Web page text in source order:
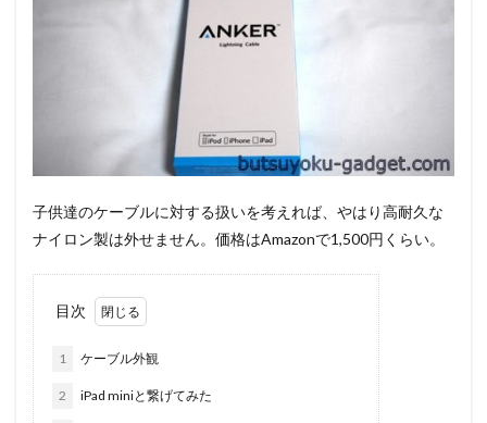
子供達のケーブルに対する扱いを考えれば、やはり高耐久な
ナイロン製は外せません。価格はAmazonで1,500円くらい。
目次
1 ケーブル外観
2 iPad miniと繋げてみた